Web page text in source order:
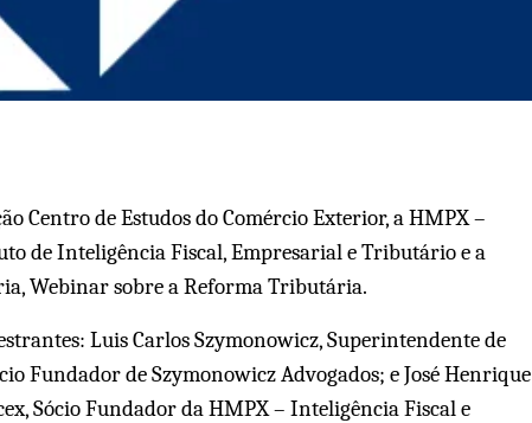
Centro de Estudos do Comércio Exterior, a HMPX –
de Inteligência Fiscal, Empresarial e Tributário e a
Webinar sobre a Reforma Tributária.
Luis Carlos Szymonowicz, Superintendente de
Fundador de Szymonowicz Advogados; e José Henrique
Sócio Fundador da HMPX – Inteligência Fiscal e